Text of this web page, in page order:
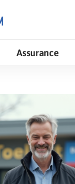
Assurance